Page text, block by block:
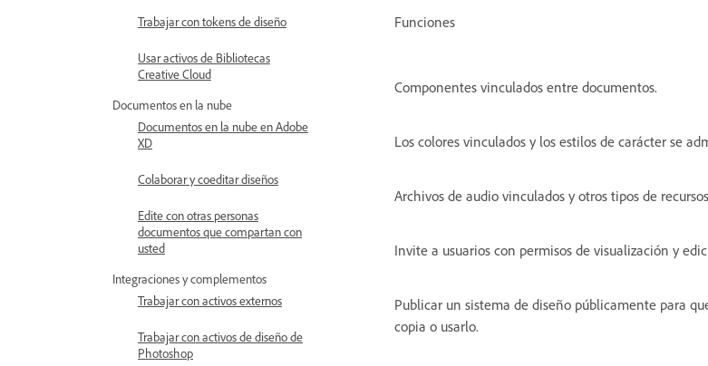
Trabajar con tokens de diseño
Usar activos de Bibliotecas
Creative Cloud
Documentos en la nube
Documentos en la nube en Adobe
XD
Colaborar y coeditar diseños
Edite con otras personas
documentos que compartan con
usted
Integraciones y complementos
Trabajar con activos externos
Trabajar con activos de diseño de
Photoshop
Funciones
Componentes vinculados entre documentos.
Los colores vinculados y los estilos de carácter se
Archivos de audio vinculados y otros tipos de
Invite a usuarios con permisos de visualización y
Publicar un sistema de diseño públicamente para
copia o usarlo.